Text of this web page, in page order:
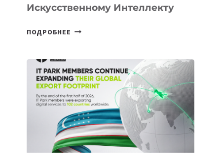
Искусственному Интеллекту
ПОДРОБНЕЕ В
НОВЫЕ
ПРЕДМЕТЫ
ПО
ИСКУССТВЕННОМУ
ИНТЕЛЛЕКТУ